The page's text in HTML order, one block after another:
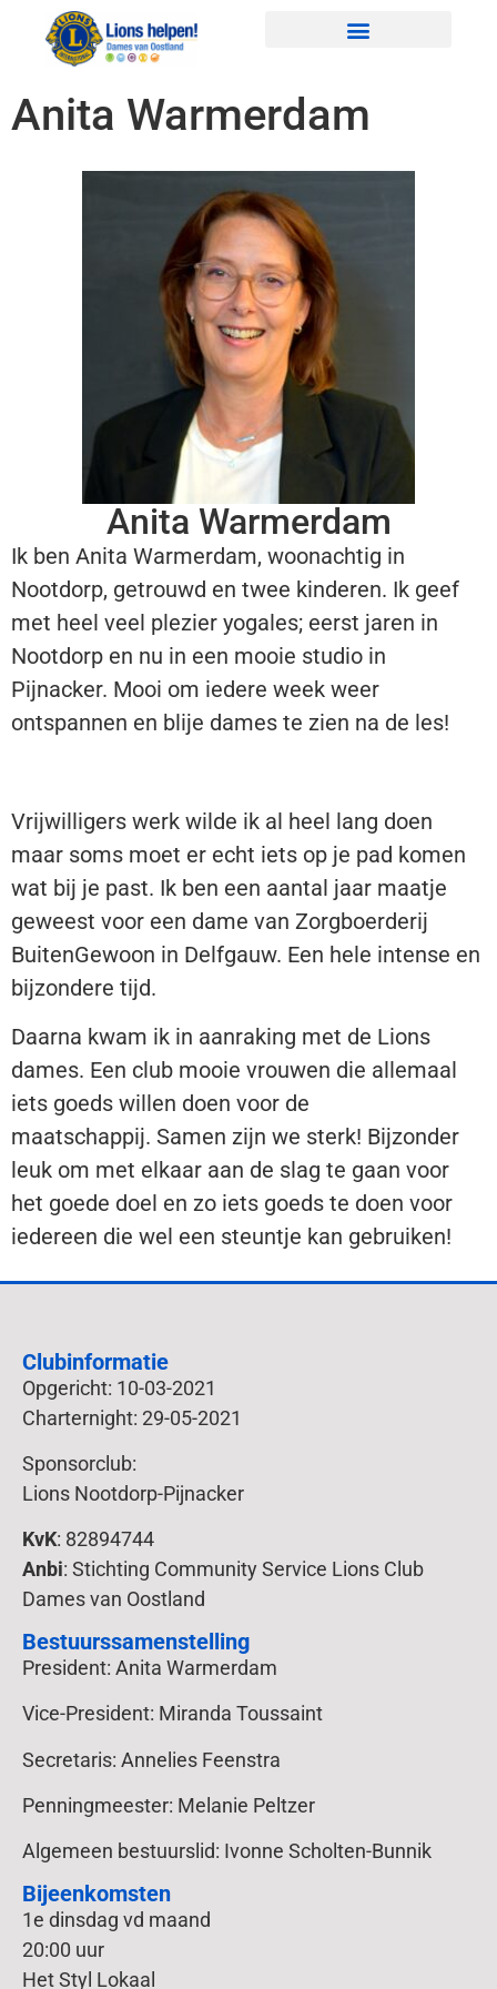
Anita Warmerdam
Anita Warmerdam
Ik ben Anita Warmerdam, woonachtig in
Nootdorp, getrouwd en twee kinderen. Ik geef
met heel veel plezier yogales; eerst jaren in
Nootdorp en nu in een mooie studio in
Pijnacker. Mooi om iedere week weer
ontspannen en blije dames te zien na de les!
Vrijwilligers werk wilde ik al heel lang doen
maar soms moet er echt iets op je pad komen
wat bij je past. Ik ben een aantal jaar maatje
geweest voor een dame van Zorgboerderij
BuitenGewoon in Delfgauw. Een hele intense en
bijzondere tijd.
Daarna kwam ik in aanraking met de Lions
dames. Een club mooie vrouwen die allemaal
iets goeds willen doen voor de
maatschappij. Samen zijn we sterk! Bijzonder
leuk om met elkaar aan de slag te gaan voor
het goede doel en zo iets goeds te doen voor
iedereen die wel een steuntje kan gebruiken!
Clubinformatie
Opgericht: 10-03-2021
Charternight: 29-05-2021
Sponsorclub:
Lions Nootdorp-Pijnacker
KvK: 82894744
Anbi: Stichting Community Service Lions Club
Dames van Oostland
Bestuurssamenstelling
President: Anita Warmerdam
Vice-President: Miranda Toussaint
Secretaris: Annelies Feenstra
Penningmeester: Melanie Peltzer
Algemeen bestuurslid: Ivonne Scholten-Bunnik
Bijeenkomsten
1e dinsdag vd maand
20:00 uur
Het Styl Lokaal